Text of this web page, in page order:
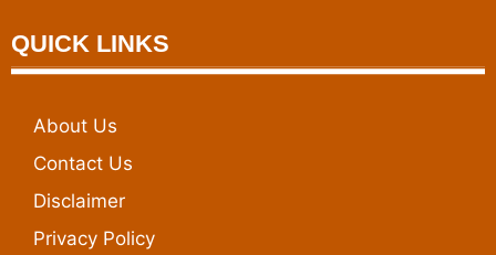
QUICK LINKS
About Us
Contact Us
Disclaimer
Privacy Policy